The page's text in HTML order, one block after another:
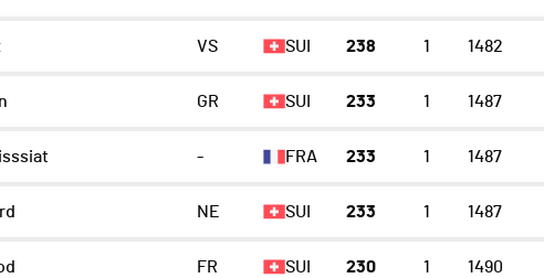
VS SUI 238 1 1482
GR SUI 233 1 1487
- FRA 233 1 1487
NE SUI 233 1 1487
FR SUI 230 1 1490